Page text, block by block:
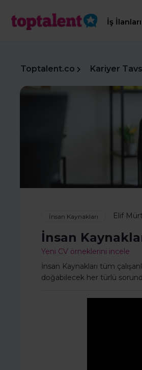
İş İlanları
Toptalent.co Kariyer
İnsan Kaynakları Elif
İnsan
Yeni CV örneklerini incele
İnsan Kaynakları tüm
doğabilecek her türlü